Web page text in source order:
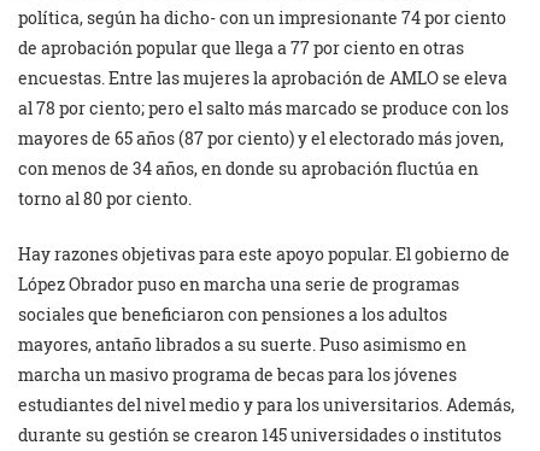
política, según ha dicho- con un impresionante 74 por ciento
de aprobación popular que llega a 77 por ciento en otras
encuestas. Entre las mujeres la aprobación de AMLO se eleva
al 78 por ciento; pero el salto más marcado se produce con los
mayores de 65 años (87 por ciento) y el electorado más joven,
con menos de 34 años, en donde su aprobación fluctúa en
torno al 80 por ciento.
Hay razones objetivas para este apoyo popular. El gobierno de
López Obrador puso en marcha una serie de programas
sociales que beneficiaron con pensiones a los adultos
mayores, antaño librados a su suerte. Puso asimismo en
marcha un masivo programa de becas para los jóvenes
estudiantes del nivel medio y para los universitarios. Además,
durante su gestión se crearon 145 universidades o institutos